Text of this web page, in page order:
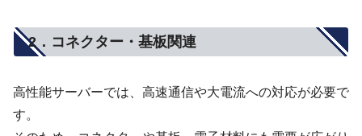
2．コネクター・基板関連
高性能サーバーでは、高速通信や大電流への対応が必要で
す。